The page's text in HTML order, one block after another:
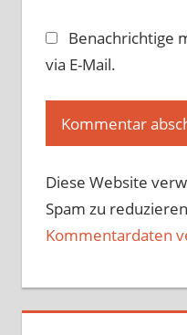
Benachrichtige
via E-Mail.
Diese Website
Spam zu
Kommentardaten